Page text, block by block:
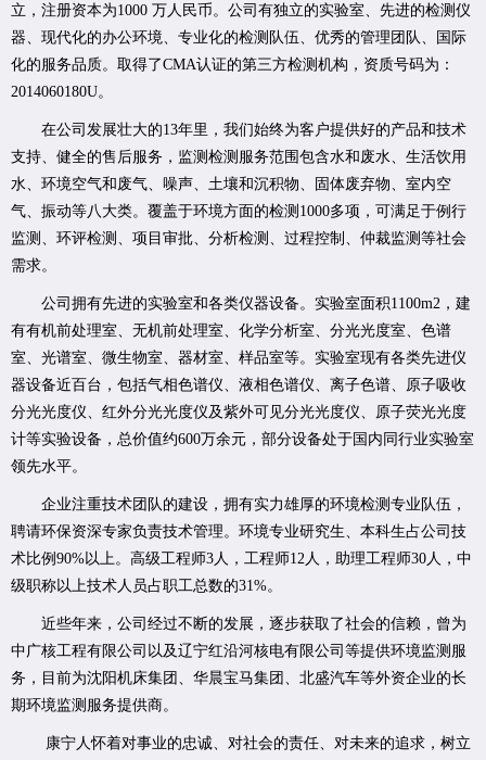
立，注册资本为1000 万人民币。公司有独立的实验室、先进的检测仪
器、现代化的办公环境、专业化的检测队伍、优秀的管理团队、国际
化的服务品质。取得了CMA认证的第三方检测机构，资质号码为：
2014060180U。
在公司发展壮大的13年里，我们始终为客户提供好的产品和技术
支持、健全的售后服务，监测检测服务范围包含水和废水、生活饮用
水、环境空气和废气、噪声、土壤和沉积物、固体废弃物、室内空
气、振动等八大类。覆盖于环境方面的检测1000多项，可满足于例行
监测、环评检测、项目审批、分析检测、过程控制、仲裁监测等社会
需求。
公司拥有先进的实验室和各类仪器设备。实验室面积1100m2，建
有有机前处理室、无机前处理室、化学分析室、分光光度室、色谱
室、光谱室、微生物室、器材室、样品室等。实验室现有各类先进仪
器设备近百台，包括气相色谱仪、液相色谱仪、离子色谱、原子吸收
分光光度仪、红外分光光度仪及紫外可见分光光度仪、原子荧光光度
计等实验设备，总价值约600万余元，部分设备处于国内同行业实验室
领先水平。
企业注重技术团队的建设，拥有实力雄厚的环境检测专业队伍，
聘请环保资深专家负责技术管理。环境专业研究生、本科生占公司技
术比例90%以上。高级工程师3人，工程师12人，助理工程师30人，中
级职称以上技术人员占职工总数的31%。
近些年来，公司经过不断的发展，逐步获取了社会的信赖，曾为
中广核工程有限公司以及辽宁红沿河核电有限公司等提供环境监测服
务，目前为沈阳机床集团、华晨宝马集团、北盛汽车等外资企业的长
期环境监测服务提供商。
康宁人怀着对事业的忠诚、对社会的责任、对未来的追求，树立